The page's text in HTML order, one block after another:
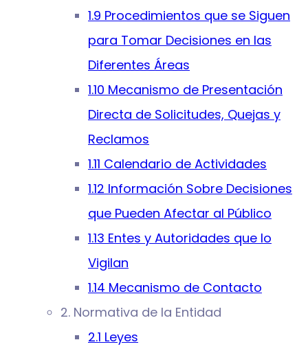
1.9 Procedimientos que se Siguen
para Tomar Decisiones en las
Diferentes Áreas
1.10 Mecanismo de Presentación
Directa de Solicitudes, Quejas y
Reclamos
1.11 Calendario de Actividades
1.12 Información Sobre Decisiones
que Pueden Afectar al Público
1.13 Entes y Autoridades que lo
Vigilan
1.14 Mecanismo de Contacto
2. Normativa de la Entidad
2.1 Leyes